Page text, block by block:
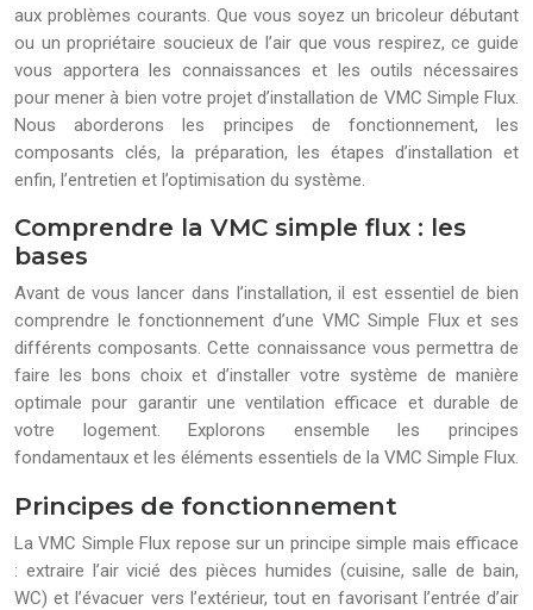
aux problèmes courants. Que vous soyez un bricoleur débutant
ou un propriétaire soucieux de l’air que vous respirez, ce guide
vous apportera les connaissances et les outils nécessaires
pour mener à bien votre projet d’installation de VMC Simple Flux.
Nous aborderons les principes de fonctionnement, les
composants clés, la préparation, les étapes d’installation et
enfin, l’entretien et l’optimisation du système.
Comprendre la VMC simple flux : les
bases
Avant de vous lancer dans l’installation, il est essentiel de bien
comprendre le fonctionnement d’une VMC Simple Flux et ses
différents composants. Cette connaissance vous permettra de
faire les bons choix et d’installer votre système de manière
optimale pour garantir une ventilation efficace et durable de
votre logement. Explorons ensemble les principes
fondamentaux et les éléments essentiels de la VMC Simple Flux.
Principes de fonctionnement
La VMC Simple Flux repose sur un principe simple mais efficace
: extraire l’air vicié des pièces humides (cuisine, salle de bain,
WC) et l’évacuer vers l’extérieur, tout en favorisant l’entrée d’air